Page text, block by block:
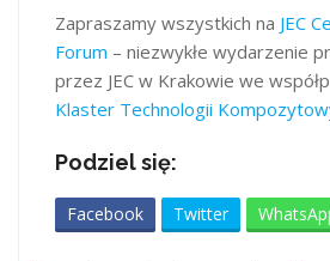
Zapraszamy wszystkich na JEC
Forum – niezwykłe wydarzenie
przez JEC w Krakowie we
Klaster Technologii
Podziel się:
Facebook Twitter